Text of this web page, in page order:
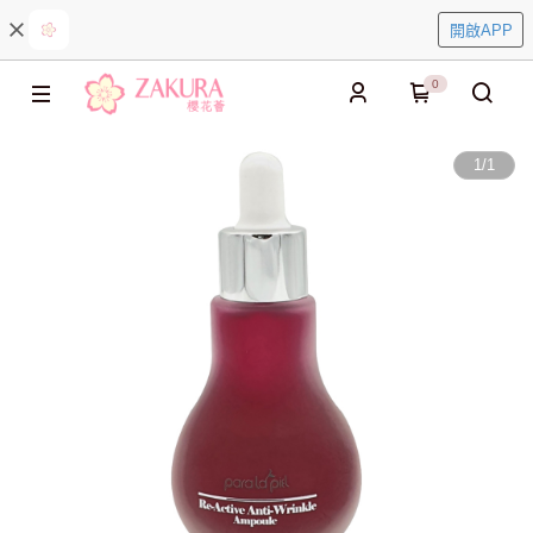
開啟APP
0
1/1